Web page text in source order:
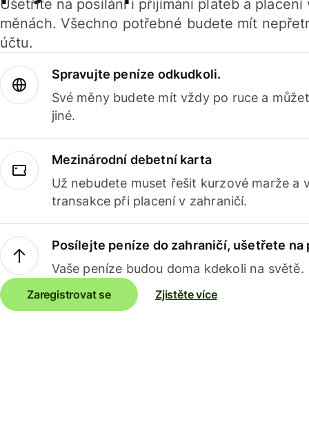
Ušetříte na posílání i přijímání plateb a
měnách. Všechno potřebné budete mít
účtu.
Spravujte peníze odkudkoli.
Své měny budete mít vždy po ruce a
jiné.
Mezinárodní debetní karta
Už nebudete muset řešit kurzové marže a
transakce při placení v zahraničí.
Posílejte peníze do zahraničí, ušetřete na
Vaše peníze budou doma kdekoli na světě.
Zaregistrovat se Zjistěte více